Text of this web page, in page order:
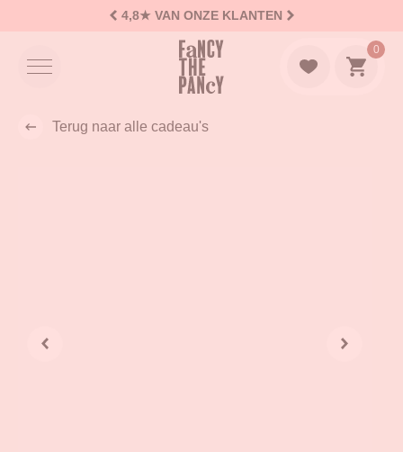
4,8★ VAN ONZE KLANTEN
0
Naar
Terug naar alle cadeau's